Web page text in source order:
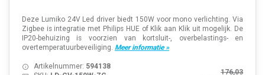
Deze Lumiko 24V Led driver biedt 150W voor mono verlichting. Via
Zigbee is integratie met Philips HUE of Klik aan Klik uit mogelijk. De
IP20-behuizing is voorzien van kortsluit-, overbelastings- en
overtemperatuurbeveiliging. Meer informatie »
176,03
Artikelnummer: 594138